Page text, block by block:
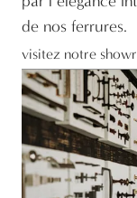
de nos ferrures.
visitez notre